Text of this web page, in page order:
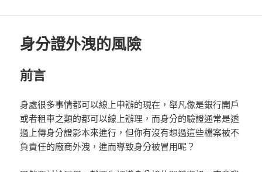
身分證外洩的風險
前言
身處很多事情都可以線上申辦的現在，舉凡像是銀行開戶
或者租車之類的都可以線上辦理，而身分的驗證通常是透
過上傳身分證影本來進行，但你有沒有想過這些檔案被不
負責任的廠商外洩，進而導致身分被冒用呢？